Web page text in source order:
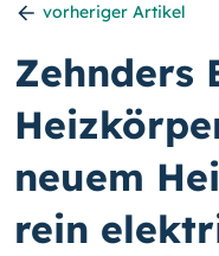
vorheriger Artikel
Zehnders
neuem
rein